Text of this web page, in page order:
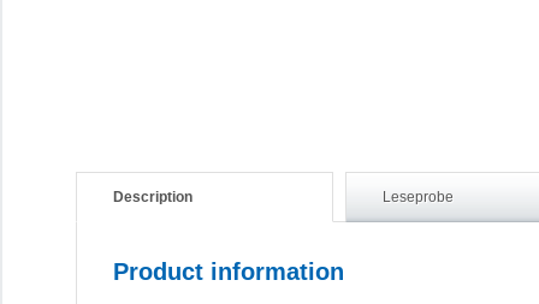
Description Leseprobe
Product information